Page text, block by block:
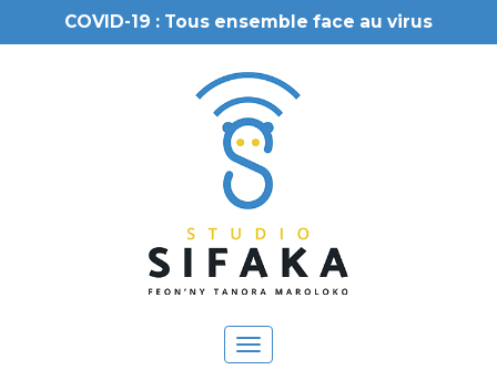
COVID-19 : Tous ensemble face au virus
Toggle
navigation